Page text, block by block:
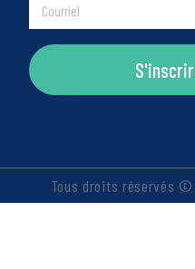
Tous droits réservés ©